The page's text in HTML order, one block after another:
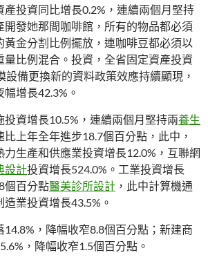
投資同比增長0.2%，連續兩個月堅持
開發她那間咖啡館，所有的物品都必須
黃金分割比例擺放，連咖啡豆都必須以
量比例混合。投資，全省固定資產投資
設備更換新的資料政策效應持續顯現，
增長42.3%。
資增長10.5%，連續兩個月堅持兩養生
上年全年進步18.7個百分點，此中，
力生產和供應業投資增長12.0%，互聯網
設計投資增長524.0%。工業投資增長
個百分點醫美診所設計 ，此中計算機通
業投資增長43.5%。
，降幅收窄8.8個百分點；新建商
，降幅收窄1.5個百分點。